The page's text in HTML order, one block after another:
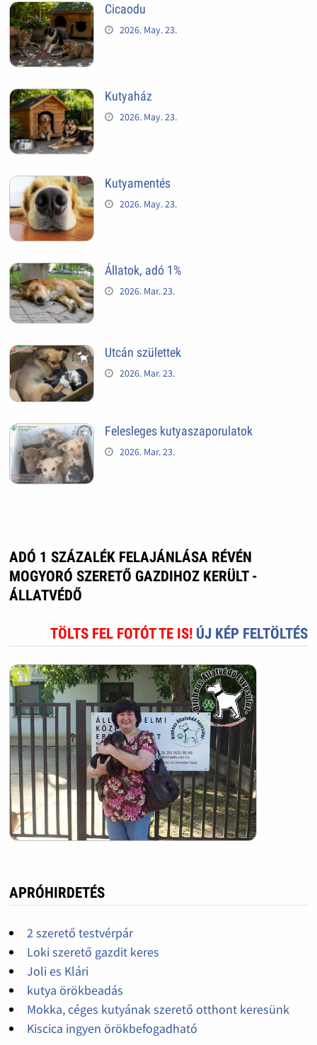
Cicaodu
2026. May. 23.
Kutyaház
2026. May. 23.
Kutyamentés
2026. May. 23.
Állatok, adó 1%
2026. Mar. 23.
Utcán születtek
2026. Mar. 23.
Felesleges kutyaszaporulatok
2026. Mar. 23.
ADÓ 1 SZÁZALÉK FELAJÁNLÁSA RÉVÉN
MOGYORÓ SZERETŐ GAZDIHOZ KERÜLT -
ÁLLATVÉDŐ
TÖLTS FEL FOTÓT TE IS! ÚJ KÉP FELTÖLTÉS
APRÓHIRDETÉS
2 szerető testvérpár
Loki szerető gazdit keres
Joli es Klári
kutya örökbeadás
Mokka, céges kutyának szerető otthont keresünk
Kiscica ingyen örökbefogadható